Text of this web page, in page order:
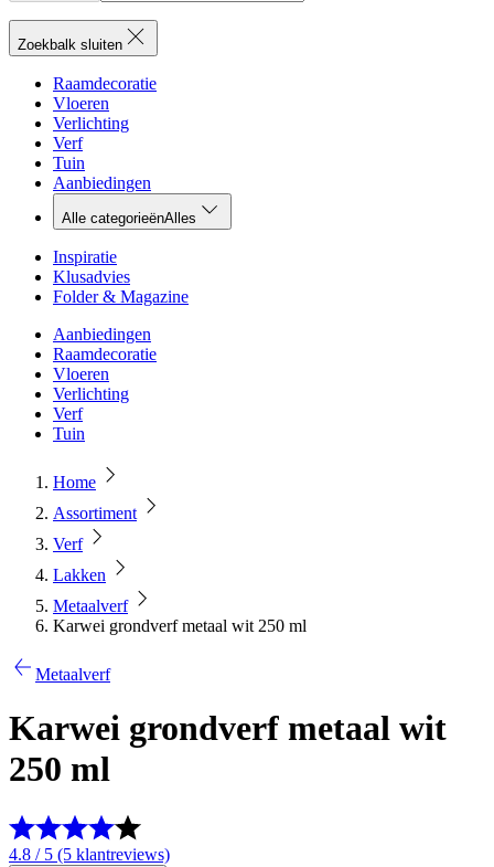
Zoekbalk sluiten
Raamdecoratie
Vloeren
Verlichting
Verf
Tuin
Aanbiedingen
Alle categorieënAlles
Inspiratie
Klusadvies
Folder & Magazine
Aanbiedingen
Raamdecoratie
Vloeren
Verlichting
Verf
Tuin
Home
Assortiment
Verf
Lakken
Metaalverf
Karwei grondverf metaal wit 250 ml
Metaalverf
Karwei grondverf metaal wit
250 ml
4.8 / 5 (5 klantreviews)